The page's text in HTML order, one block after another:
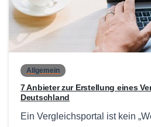
Allgemein
7 Anbieter zur Erstellung eines
Deutschland
Ein Vergleichsportal ist kein